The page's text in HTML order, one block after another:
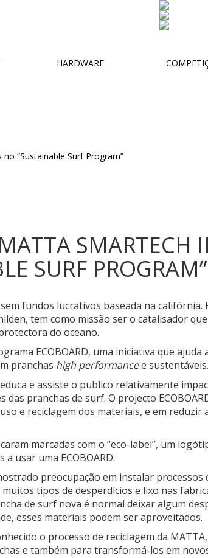
HARDWARE
SMARTECH
SURF PROGRAM”
fundos lucrativos baseada na califórnia.
tem como missão ser o catalisador
do oceano.
ECOBOARD, uma iniciativa que ajuda
pranchas high performancee sustentáveis.
e assiste o publico relativamente
pranchas de surf. O projecto
e reciclagem dos materiais, e em reduzir
marcadas com o “eco-label”, um
usar uma ECOBOARD.
preocupação em instalar processos
tipos de desperdícios e lixo nas
de surf nova é normal deixar algum
esses materiais podem ser aproveitados.
o processo de reciclagem da
e também para transformá-los em